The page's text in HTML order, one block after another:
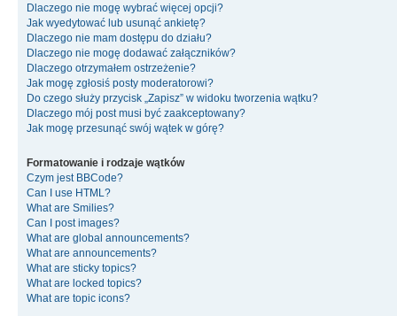
Dlaczego nie mogę wybrać więcej opcji?
Jak wyedytować lub usunąć ankietę?
Dlaczego nie mam dostępu do działu?
Dlaczego nie mogę dodawać załączników?
Dlaczego otrzymałem ostrzeżenie?
Jak mogę zgłosiś posty moderatorowi?
Do czego służy przycisk „Zapisz” w widoku tworzenia wątku?
Dlaczego mój post musi być zaakceptowany?
Jak mogę przesunąć swój wątek w górę?
Formatowanie i rodzaje wątków
Czym jest BBCode?
Can I use HTML?
What are Smilies?
Can I post images?
What are global announcements?
What are announcements?
What are sticky topics?
What are locked topics?
What are topic icons?